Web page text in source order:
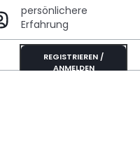
persönlichere
Erfahrung
REGISTRIEREN /
ANMELDEN